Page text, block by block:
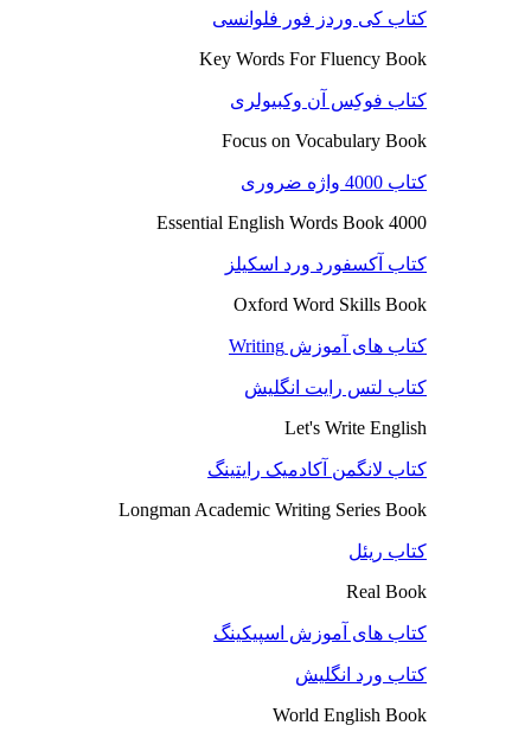
کتاب کی وردز فور فلوانسی
Key Words For Fluency Book
کتاب فوکِس آن وکبیولری
Focus on Vocabulary Book
کتاب 4000 واژه ضروری
4000 Essential English Words Book
کتاب آکسفورد ورد اسکیلز
Oxford Word Skills Book
کتاب های آموزش Writing
کتاب لتس رایت انگلیش
Let's Write English
کتاب لانگمن آکادمیک رایتینگ
Longman Academic Writing Series Book
کتاب ریئل
Real Book
کتاب های آموزش اسپیکینگ
کتاب ورد انگلیش
World English Book